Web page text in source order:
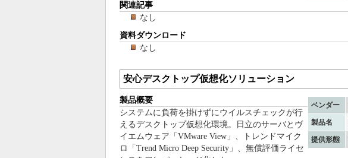
関連記事
なし
資料ダウンロード
なし
安心デスクトップ仮想化ソリューション
ベンダー
製品名
提供形態
製品概要
システムに負荷を掛けずにウイルスチェックが行
えるデスクトップ仮想化環境。日立のサーバとヴ
イエムウェア「VMware View」、トレンドマイク
ロ「Trend Micro Deep Security」、無償評価ライセ